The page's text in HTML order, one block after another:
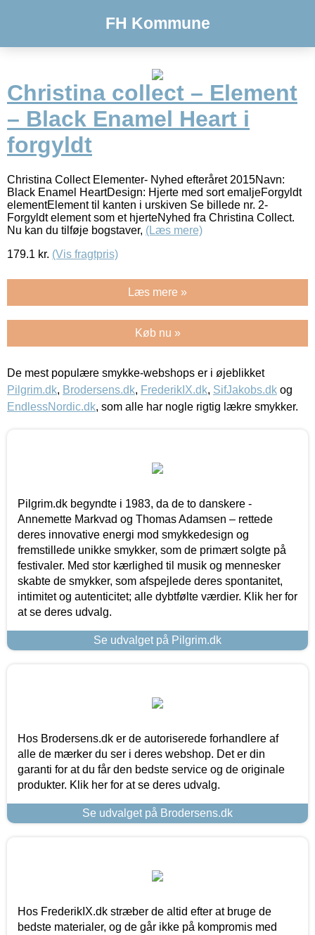
FH Kommune
Christina collect – Element
– Black Enamel Heart i
forgyldt
Christina Collect Elementer- Nyhed efteråret 2015Navn:
Black Enamel HeartDesign: Hjerte med sort emaljeForgyldt
elementElement til kanten i urskiven Se billede nr. 2-
Forgyldt element som et hjerteNyhed fra Christina Collect.
Nu kan du tilføje bogstaver, (Læs mere)
179.1 kr. (Vis fragtpris)
Læs mere »
Køb nu »
De mest populære smykke-webshops er i øjeblikket
Pilgrim.dk, Brodersens.dk, FrederikIX.dk, SifJakobs.dk og
EndlessNordic.dk, som alle har nogle rigtig lækre smykker.
Pilgrim.dk begyndte i 1983, da de to danskere -
Annemette Markvad og Thomas Adamsen – rettede
deres innovative energi mod smykkedesign og
fremstillede unikke smykker, som de primært solgte på
festivaler. Med stor kærlighed til musik og mennesker
skabte de smykker, som afspejlede deres spontanitet,
intimitet og autenticitet; alle dybtfølte værdier. Klik her for
at se deres udvalg.
Se udvalget på Pilgrim.dk
Hos Brodersens.dk er de autoriserede forhandlere af
alle de mærker du ser i deres webshop. Det er din
garanti for at du får den bedste service og de originale
produkter. Klik her for at se deres udvalg.
Se udvalget på Brodersens.dk
Hos FrederikIX.dk stræber de altid efter at bruge de
bedste materialer, og de går ikke på kompromis med